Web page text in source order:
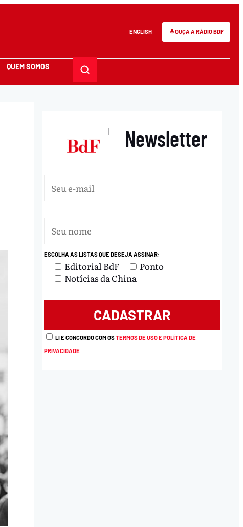
ENGLISH OUÇA A RÁDIO BDF
QUEM SOMOS
| Newsletter
ESCOLHA AS LISTAS QUE DESEJA ASSINAR:
Editorial BdF
Ponto
Notícias da China
LI E CONCORDO COM OSTERMOS DE USO E POLÍTICA DE
PRIVACIDADE